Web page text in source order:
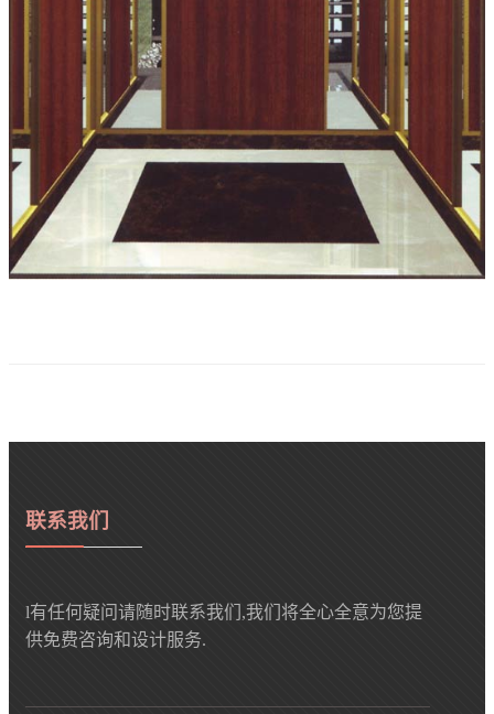
联系我们
l有任何疑问请随时联系我们,我们将全心全意为您提
供免费咨询和设计服务.